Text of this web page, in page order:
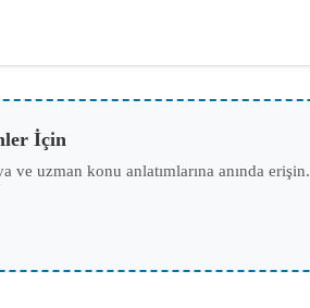
İçin
ve uzman konu anlatımlarına anında erişin.